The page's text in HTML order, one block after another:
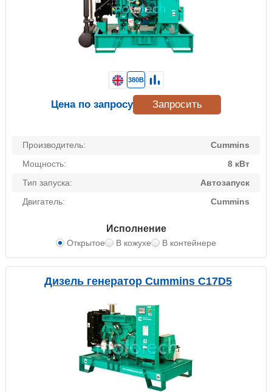
Производитель:
Cummins
Мощность:
8 кВт
Тип запуска:
Автозапуск
Двигатель:
Cummins
Исполнение
Открытое В кожухе В контейнере
380В
Цена по запросу Запросить
Дизель генератор Cummins C17D5